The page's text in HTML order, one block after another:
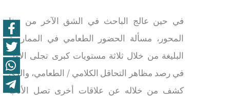
في حين عالج الباحث في الشق الآخر من هذا
المحور، مسألة الحضور الطعامي في الممارسة
البليغة من خلال ثلاثة مستويات كبرى تجلى الأول
في رصد مظاهر التحاقل الكلامي / الطعامي، والذي
كشف من خلاله عن علاقات أخرى تصل الأدب